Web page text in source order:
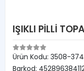
IŞIKLI PİLLİ
Ürün Kodu: 3508-374
Barkod: